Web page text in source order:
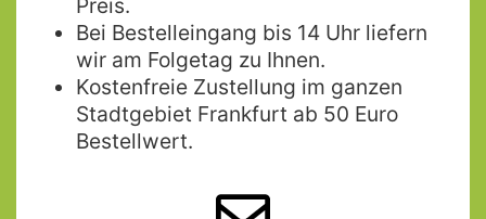
Bei Bestelleingang bis 14 Uhr liefern
wir am Folgetag zu Ihnen.
Kostenfreie Zustellung im ganzen
Stadtgebiet Frankfurt ab 50 Euro
Bestellwert.